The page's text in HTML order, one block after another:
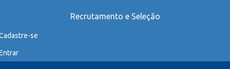
Recrutamento e Seleção
se